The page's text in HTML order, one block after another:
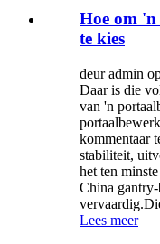
Hoe om
te kies
deur admin
Daar is die
van 'n
kommentaar
stabiliteit,
het ten
China
Lees meer